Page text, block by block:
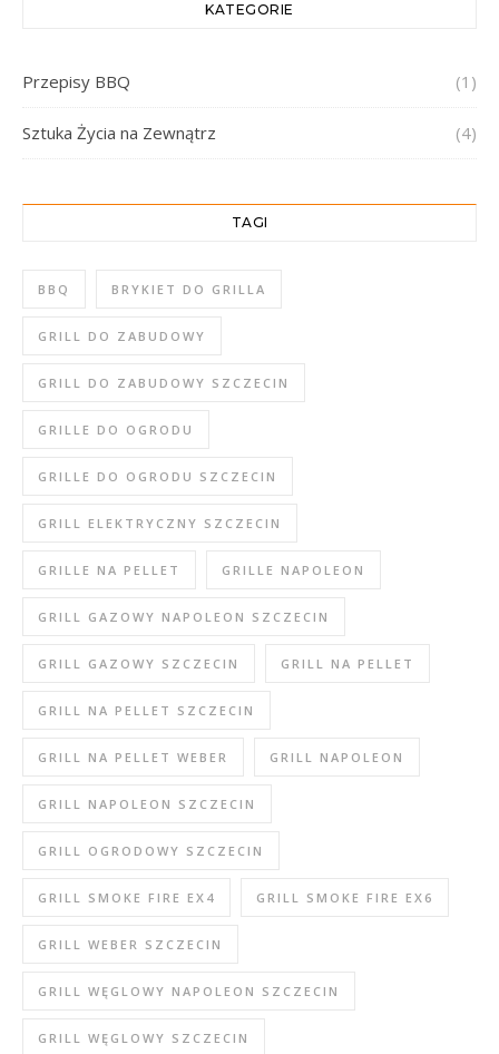
KATEGORIE
Przepisy BBQ (1)
Sztuka Życia na Zewnątrz (4)
TAGI
BBQ BRYKIET DO GRILLA
GRILL DO ZABUDOWY
GRILL DO ZABUDOWY SZCZECIN
GRILLE DO OGRODU
GRILLE DO OGRODU SZCZECIN
GRILL ELEKTRYCZNY SZCZECIN
GRILLE NA PELLET GRILLE NAPOLEON
GRILL GAZOWY NAPOLEON SZCZECIN
GRILL GAZOWY SZCZECIN GRILL NA PELLET
GRILL NA PELLET SZCZECIN
GRILL NA PELLET WEBER GRILL NAPOLEON
GRILL NAPOLEON SZCZECIN
GRILL OGRODOWY SZCZECIN
GRILL SMOKE FIRE EX4 GRILL SMOKE FIRE EX6
GRILL WEBER SZCZECIN
GRILL WĘGLOWY NAPOLEON SZCZECIN
GRILL WĘGLOWY SZCZECIN